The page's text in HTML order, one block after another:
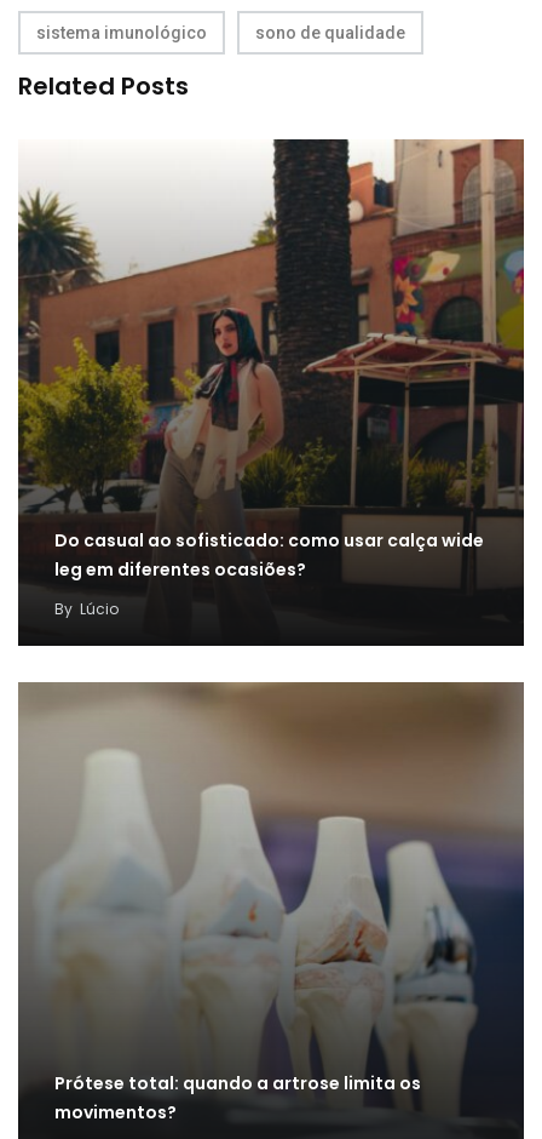
sistema imunológico sono de qualidade
Related Posts
Do casual ao sofisticado: como usar calça wide
leg em diferentes ocasiões?
By Lúcio
Prótese total: quando a artrose limita os
movimentos?